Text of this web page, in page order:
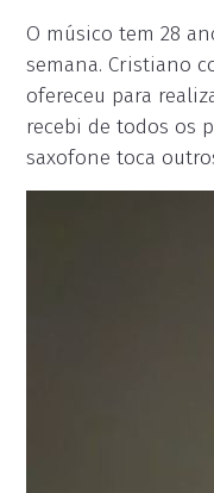
O músico tem 28
semana. Cristiano
ofereceu para
recebi de todos os
saxofone toca